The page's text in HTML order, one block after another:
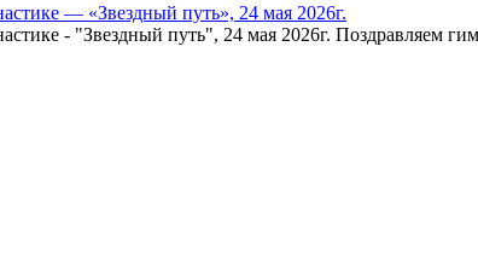
— «Звездный путь», 24 мая 2026г.
- "Звездный путь", 24 мая 2026г. Поздравляем